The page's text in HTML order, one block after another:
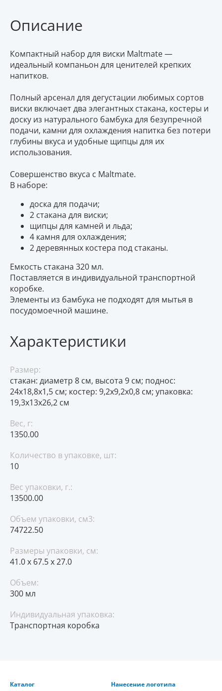
Описание
Компактный набор для виски Maltmate —
идеальный компаньон для ценителей крепких
напитков.
Полный арсенал для дегустации любимых сортов
виски включает два элегантных стакана, костеры и
доску из натурального бамбука для безупречной
подачи, камни для охлаждения напитка без потери
глубины вкуса и удобные щипцы для их
использования.
Совершенство вкуса с Maltmate.
В наборе:
доска для подачи;
2 стакана для виски;
щипцы для камней и льда;
4 камня для охлаждения;
2 деревянных костера под стаканы.
Емкость стакана 320 мл.
Поставляется в индивидуальной транспортной
коробке.
Элементы из бамбука не подходят для мытья в
посудомоечной машине.
Характеристики
Размер:
стакан: диаметр 8 см, высота 9 см; поднос:
24х18,8х1,5 см; костер: 9,2х9,2х0,8 см; упаковка:
19,3х13х26,2 см
Вес, г:
1350.00
Количество в упаковке, шт:
10
Вес упаковки, г.:
13500.00
Объем упаковки, см3:
74722.50
Размеры упаковки, см:
41.0 x 67.5 x 27.0
Объем:
300 мл
Индивидуальная упаковка:
Транспортная коробка
Каталог Нанесение логотипа